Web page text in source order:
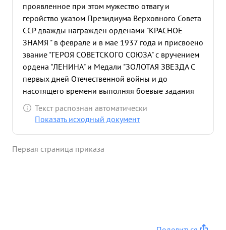
проявленное при этом мужество отвагу и
геройство указом Президиума Верховного Совета
ССР дважды награжден орденами "КРАСНОЕ
ЗНАМЯ " в феврале и в мае 1937 года и присвоено
звание "ГЕРОЯ СОВЕТСКОГО СОЮЗА" с вручением
ордена "ЛЕНИНА" и Медали "ЗОЛОТАЯ ЗВЕЗДА С
первых дней Отечественной войны и до
насотящего времени выполняя боевые задания
командования на фронте борьбы против
немецких захватчиков тов. ШЕВЦОВ как на
исскуству ведения воздушного боя ,умению
Текст распознан автоматически
Показать исходный документ
Первая страница приказа